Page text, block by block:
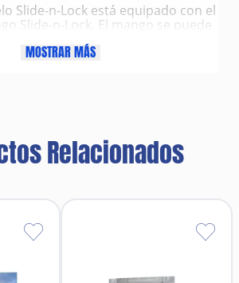
Slide-n-Lock está equipado con el
Slide-n-Lock. El mango se puede
empujar a lo largo del borde
acero inoxidable del peine hasta el
Para pieles dobles, pieles densas
o rugosas.
MOSTRAR MÁS
Relacionados